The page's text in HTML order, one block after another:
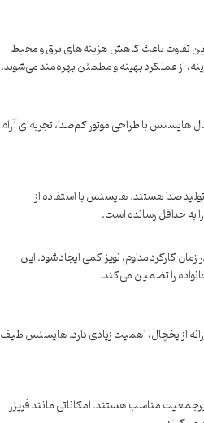
۳۰ درصد مصرف برق کمتری دارد. این تفاوت باعث کاهش هزینه‌های برق و محیط
از عملکرد بهینه و مطمئن بهره‌مند می‌شوند.
هایسنس با طراحی موتور کم‌صدا، تجربه‌ای آرام
صدا هستند. هایسنس با استفاده از
به حداقل رسانده است.
مداوم، نویز کمی ایجاد شود. این
را تضمین می‌کند.
از یخچال، اهمیت زیادی دارد. هایسنس طیف
مناسب هستند. امکاناتی مانند فریزر